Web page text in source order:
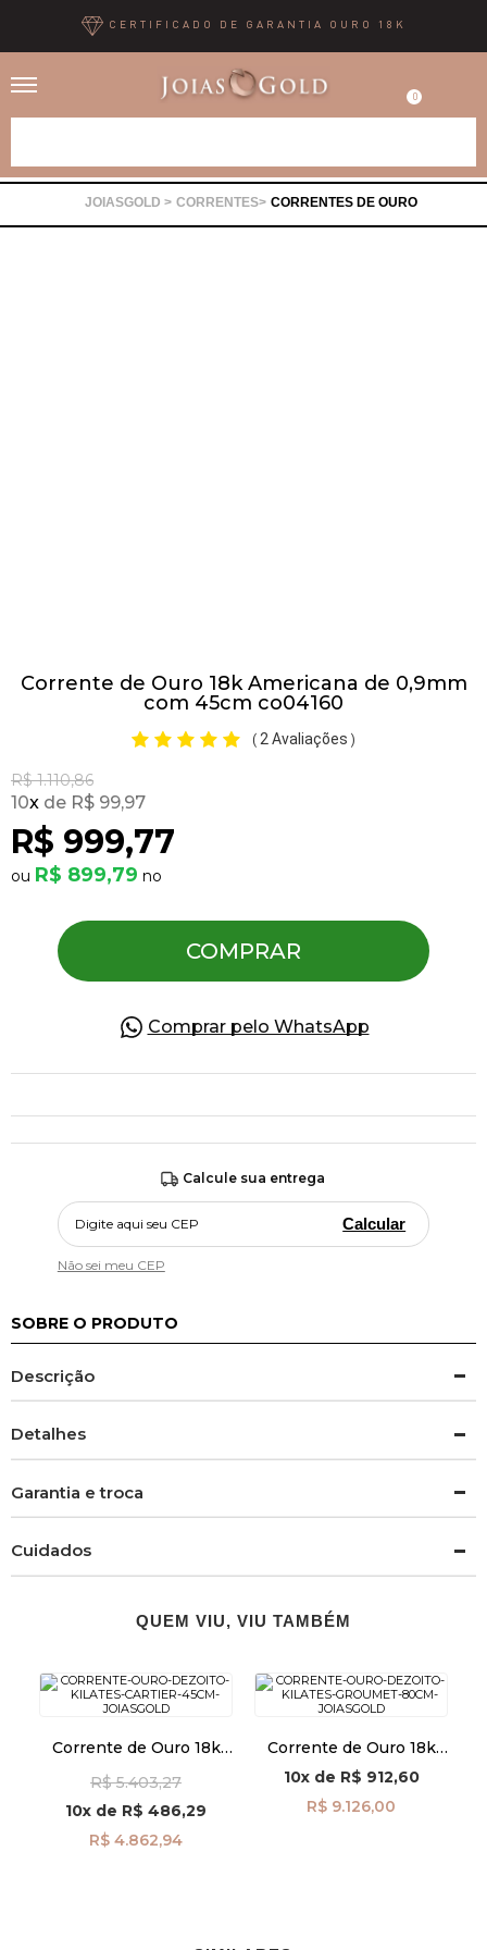
CERTIFICADO DE GARANTIA OURO 18K
0
CORRENTES CORRENTES DE OURO
Corrente de Ouro 18k Americana de 0,9mm
com 45cm co04160
( 2 Avaliações )
R$ 1.110,86
R$ 999,77
10x R$ 99,97
R$ 899,79
COMPRAR
Comprar pelo WhatsApp
Calcule sua entrega
Calcular
Não sei meu CEP
SOBRE O PRODUTO
Descrição
Detalhes
Garantia e troca
Cuidados
QUEM VIU, VIU TAMBÉM
Corrente de Ouro 18k
co04249
R$ 5.403,27
10x de R$ 486,29
R$ 4.862,94
Corrente de Ouro 18k
Groumet de 2,6mm com
80cm co04202
10xde R$ 912,60
R$ 9.126,00
Pedras Preciosas
OFERTAS